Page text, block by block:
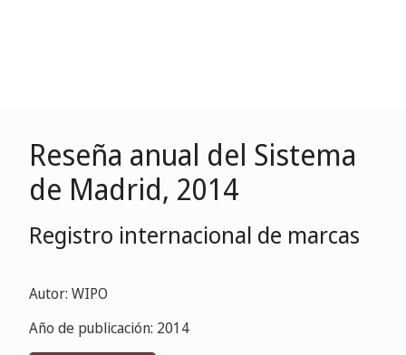
Reseña anual del Sistema
de Madrid, 2014
Registro internacional de marcas
Autor: WIPO
Año de publicación: 2014